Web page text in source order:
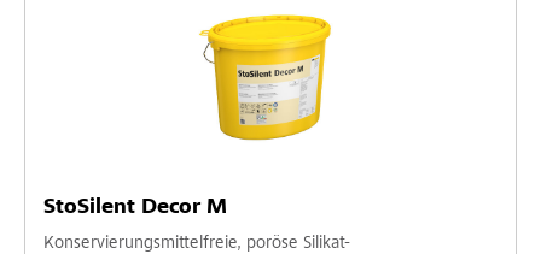
StoSilent Decor M
Konservierungsmittelfreie, poröse Silikat-